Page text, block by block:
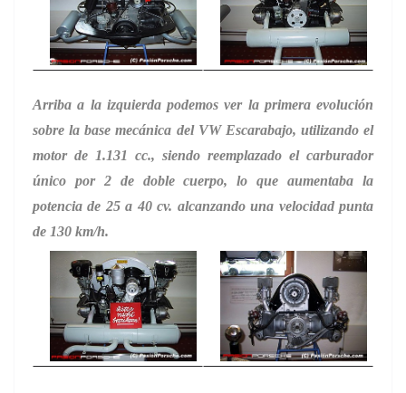
Arriba a la izquierda podemos ver la primera evolución
sobre la basemecánica del VW Escarabajo, utilizando el
motor de 1.131 cc., siendo reemplazado el carburador
único por 2 de doble cuerpo, lo que aumentaba la
potencia de 25 a 40 cv. alcanzando una velocidad punta
de 130 km/h.